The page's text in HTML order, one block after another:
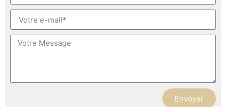
Envoyer